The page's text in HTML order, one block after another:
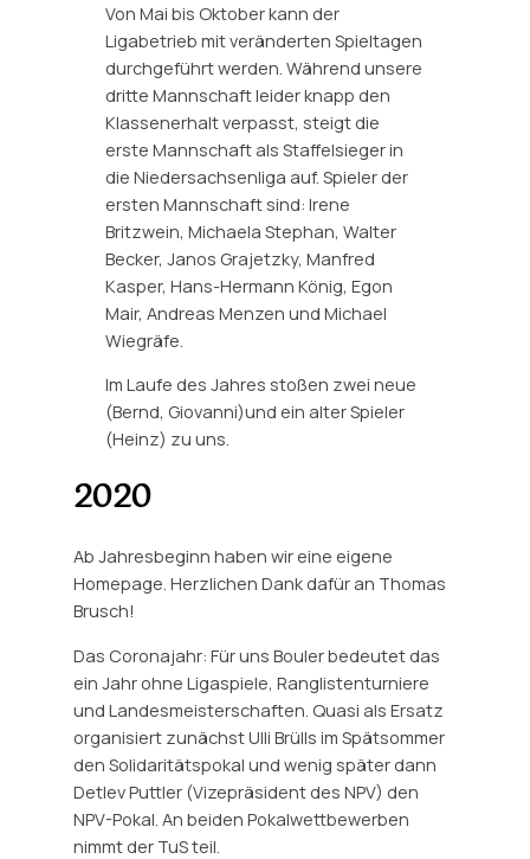
Von Mai bis Oktober kann der
Ligabetrieb mit veränderten Spieltagen
durchgeführt werden. Während unsere
dritte Mannschaft leider knapp den
Klassenerhalt verpasst, steigt die
erste Mannschaft als Staffelsieger in
die Niedersachsenliga auf. Spieler der
ersten Mannschaft sind: Irene
Britzwein, Michaela Stephan, Walter
Becker, Janos Grajetzky, Manfred
Kasper, Hans-Hermann König, Egon
Mair, Andreas Menzen und Michael
Wiegräfe.
Im Laufe des Jahres stoßen zwei neue
(Bernd, Giovanni)und ein alter Spieler
(Heinz) zu uns.
2020
Ab Jahresbeginn haben wir eine eigene
Homepage. Herzlichen Dank dafür an Thomas
Brusch!
Das Coronajahr: Für uns Bouler bedeutet das
ein Jahr ohne Ligaspiele, Ranglistenturniere
und Landesmeisterschaften. Quasi als Ersatz
organisiert zunächst Ulli Brülls im Spätsommer
den Solidaritätspokal und wenig später dann
Detlev Puttler (Vizepräsident des NPV) den
NPV-Pokal. An beiden Pokalwettbewerben
nimmt der TuS teil.